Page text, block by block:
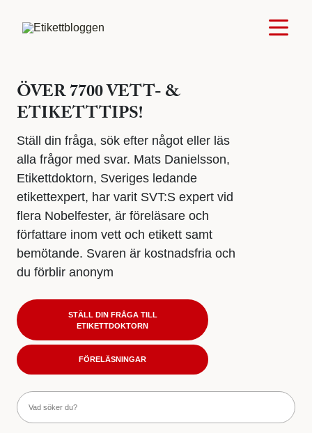
ÖVER 7700 VETT- &
ETIKETTTIPS!
Ställ din fråga, sök efter något eller läs
alla frågor med svar. Mats Danielsson,
Etikettdoktorn, Sveriges ledande
etikettexpert, har varit SVT:S expert vid
flera Nobelfester, är föreläsare och
författare inom vett och etikett samt
bemötande. Svaren är kostnadsfria och
du förblir anonym
STÄLL DIN FRÅGA TILL
ETIKETTDOKTORN
FÖRELÄSNINGAR